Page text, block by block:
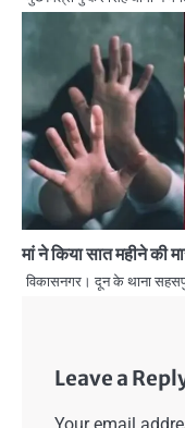
मां ने किया सात महीने की
विकासनगर। दून के थाना
Leave a
Your email